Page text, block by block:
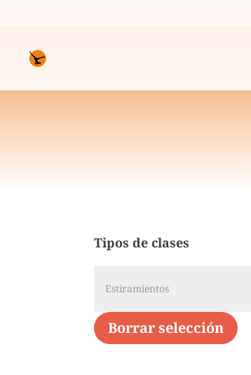
Tipos de clases
Estiramientos
Borrar selección